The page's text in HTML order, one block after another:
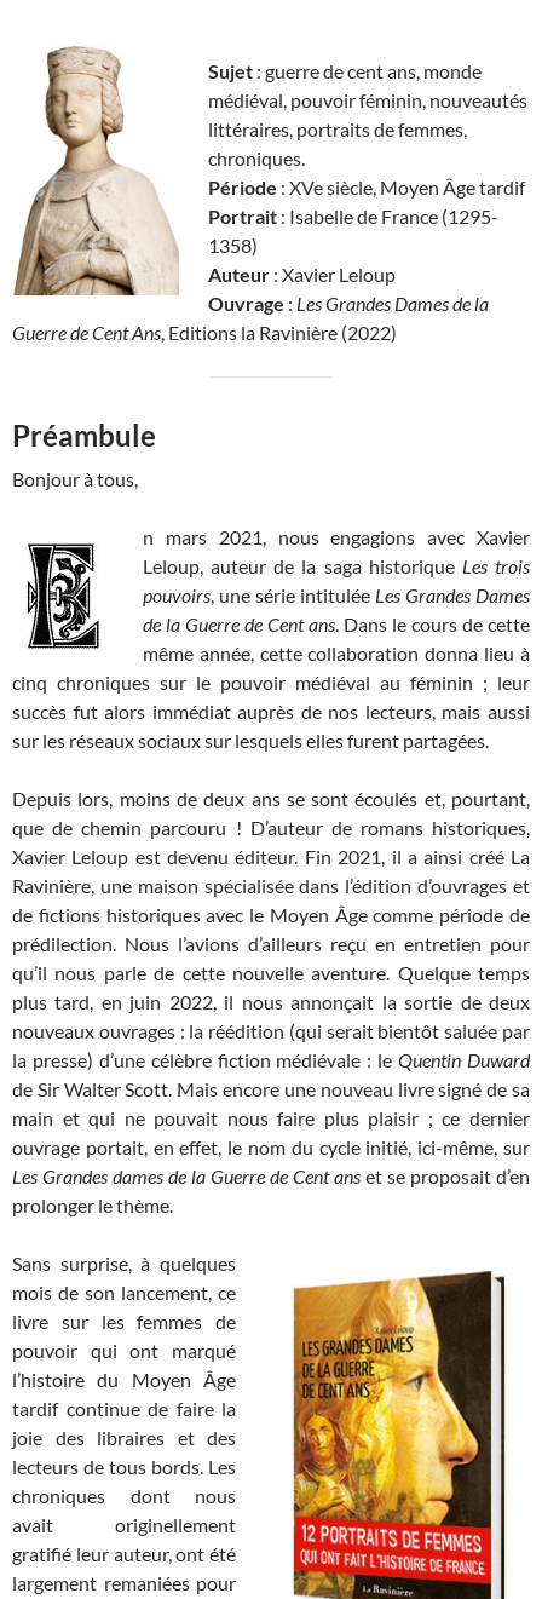
Sujet : guerre de cent ans, monde
médiéval, pouvoir féminin, nouveautés
littéraires, portraits de femmes,
chroniques.
Période : XVe siècle, Moyen Âge tardif
Portrait : Isabelle de France (1295-
1358)
Auteur : Xavier Leloup
Ouvrage : Les Grandes Dames de la
Guerre de Cent Ans, Editions la Ravinière (2022)
Préambule
Bonjour à tous,
n mars 2021, nous engagions avec Xavier
Leloup, auteur de la saga historique Les trois
pouvoirs, une série intitulée Les Grandes Dames
de la Guerre de Cent ans. Dans le cours de cette
même année, cette collaboration donna lieu à
cinq chroniques sur le pouvoir médiéval au féminin ; leur
succès fut alors immédiat auprès de nos lecteurs, mais aussi
sur les réseaux sociaux sur lesquels elles furent partagées.
Depuis lors, moins de deux ans se sont écoulés et, pourtant,
que de chemin parcouru ! D’auteur de romans historiques,
Xavier Leloup est devenu éditeur. Fin 2021, il a ainsi créé La
Ravinière, une maison spécialisée dans l’édition d’ouvrages et
de fictions historiques avec le Moyen Âge comme période de
prédilection. Nous l’avions d’ailleurs reçu en entretien pour
qu’il nous parle de cette nouvelle aventure. Quelque temps
plus tard, en juin 2022, il nous annonçait la sortie de deux
nouveaux ouvrages : la réédition (qui serait bientôt saluée par
la presse) d’une célèbre fiction médiévale : leQuentin Duward
de Sir Walter Scott. Mais encore une nouveau livre signé de sa
main et qui ne pouvait nous faire plus plaisir ; ce dernier
ouvrage portait, en effet, le nom du cycle initié, ici-même, sur
Les Grandes dames de la Guerre de Cent ans et se proposait d’en
prolonger le thème.
Sans surprise, à quelques
mois de son lancement, ce
livre sur les femmes de
pouvoir qui ont marqué
l’histoire du Moyen Âge
tardif continue de faire la
joie des libraires et des
lecteurs de tous bords. Les
chroniques dont nous
avait originellement
gratifié leur auteur, ont été
largement remaniées pour